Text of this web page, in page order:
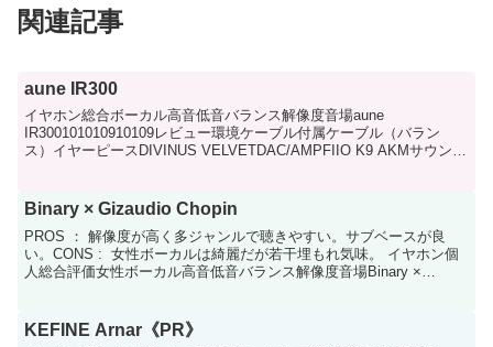
関連記事
aune IR300
イヤホン総合ボーカル高音低音バランス解像度音場aune
IR300101010910109レビュー環境ケーブル付属ケーブル（バラン
ス）イヤーピースDIVINUS VELVETDAC/AMPFIIO K9 AKMサウンド
Binary × Gizaudio Chopin
PROS ： 解像度が高く多ジャンルで聴きやすい。サブベースが良
い。CONS : 女性ボーカルは綺麗だが若干埋もれ気味。 イヤホン個
人総合評価女性ボーカル高音低音バランス解像度音場Binary ×
KEFINE Arnar《PR》